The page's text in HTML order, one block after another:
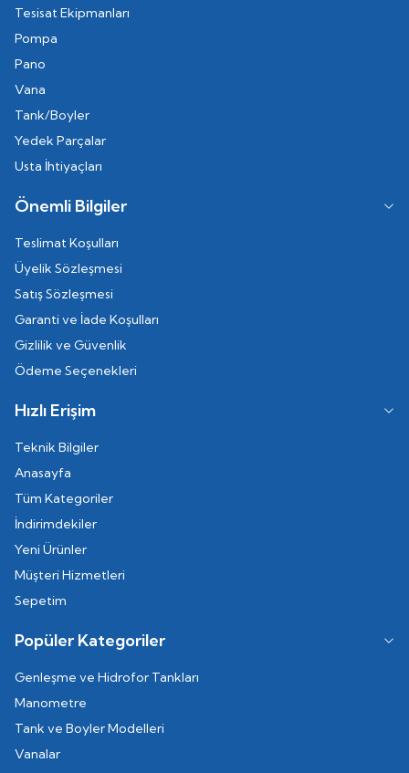
Tesisat Ekipmanları
Pompa
Pano
Vana
Tank/Boyler
Yedek Parçalar
Usta İhtiyaçları
Önemli Bilgiler
Teslimat Koşulları
Üyelik Sözleşmesi
Satış Sözleşmesi
Garanti ve İade Koşulları
Gizlilik ve Güvenlik
Ödeme Seçenekleri
Hızlı Erişim
Teknik Bilgiler
Anasayfa
Tüm Kategoriler
İndirimdekiler
Yeni Ürünler
Müşteri Hizmetleri
Sepetim
Popüler Kategoriler
Genleşme ve Hidrofor Tankları
Manometre
Tank ve Boyler Modelleri
Vanalar